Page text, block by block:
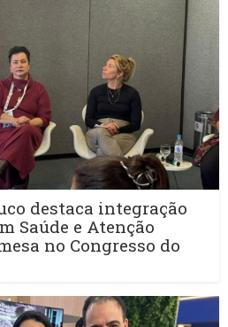
destaca integração
Saúde e Atenção
no Congresso do